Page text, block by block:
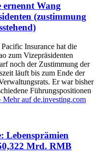
ernennt Wang
(zustimmung
Insurance hat die
zum Vizepräsidenten
noch der Zustimmung der
läuft bis zum Ende der
Er war bisher
Führungspositionen
Mehr auf de.investing.com
Lebensprämien
Mrd. RMB